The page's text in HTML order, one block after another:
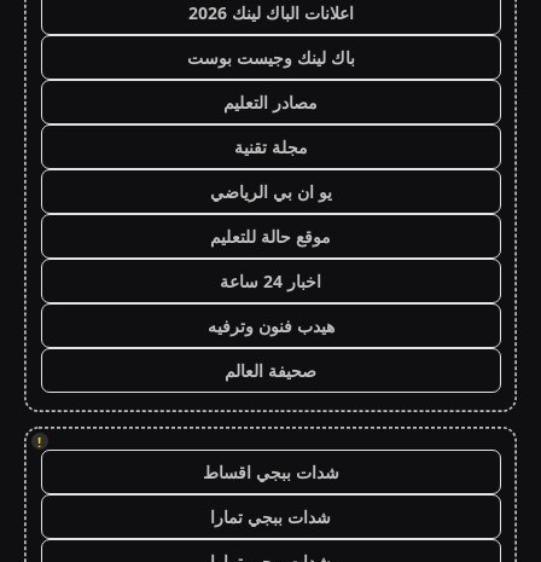
اعلانات الباك لينك 2026
باك لينك وجيست بوست
مصادر التعليم
مجلة تقنية
يو ان بي الرياضي
موقع حالة للتعليم
اخبار 24 ساعة
هيدب فنون وترفيه
صحيفة العالم
!
شدات ببجي اقساط
شدات ببجي تمارا